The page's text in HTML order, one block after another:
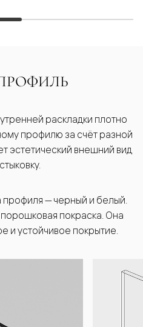
раскладки плотно
профилю за счёт разной
эстетический внешний вид
— черный и белый.
покраска. Она
и устойчивое покрытие.